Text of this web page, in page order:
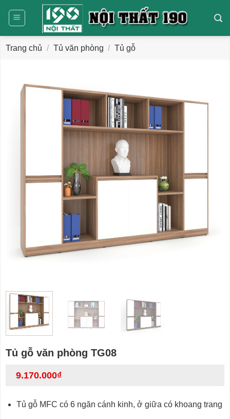
dung
Trang chủ / Tủ văn phòng / Tủ gỗ
Tủ gỗ văn phòng TG08
9.170.000₫
Tủ gỗ MFC có 6 ngăn cánh kinh, ở giữa có khoang trang